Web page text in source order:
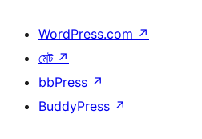
WordPress.com ↗
মেট ↗
bbPress ↗
BuddyPress ↗